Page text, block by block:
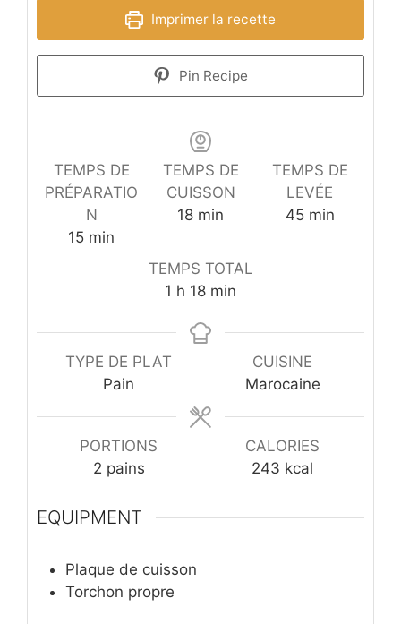
Imprimer la recette
Pin Recipe
TEMPS DE
PRÉPARATIO
N
15minutes
min
TEMPS DE
CUISSON
18minutes
min
TEMPS DE
LEVÉE
45minutes
min
TEMPS TOTAL
1 heure
h 18minutes
min
TYPE DE PLAT
Pain
CUISINE
Marocaine
PORTIONS
2 pains
CALORIES
243 kcal
EQUIPMENT
Plaque de cuisson
Torchon propre